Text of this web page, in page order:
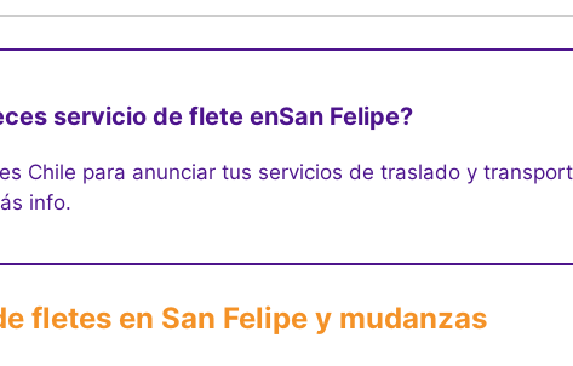
servicio de flete enSan Felipe?
Chile para anunciar tus servicios de traslado y
info.
fletes en San Felipe y mudanzas